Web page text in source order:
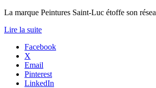
La marque Peintures Saint-Luc étoffe son
Lire la suite
Facebook
X
Email
Pinterest
LinkedIn